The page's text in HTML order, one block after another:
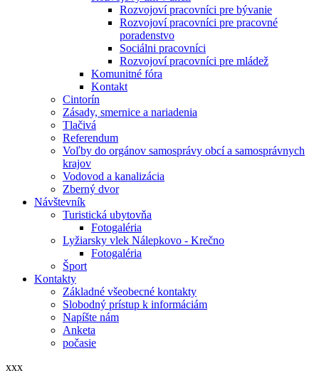
Rozvojoví pracovníci pre bývanie
Rozvojoví pracovníci pre pracovné
poradenstvo
Sociálni pracovníci
Rozvojoví pracovníci pre mládež
Komunitné fóra
Kontakt
Cintorín
Zásady, smernice a nariadenia
Tlačivá
Referendum
Voľby do orgánov samosprávy obcí a samosprávnych
krajov
Vodovod a kanalizácia
Zberný dvor
Návštevník
Turistická ubytovňa
Fotogaléria
Lyžiarsky vlek Nálepkovo - Krečno
Fotogaléria
Šport
Kontakty
Základné všeobecné kontakty
Slobodný prístup k informáciám
Napíšte nám
Anketa
počasie
xxx